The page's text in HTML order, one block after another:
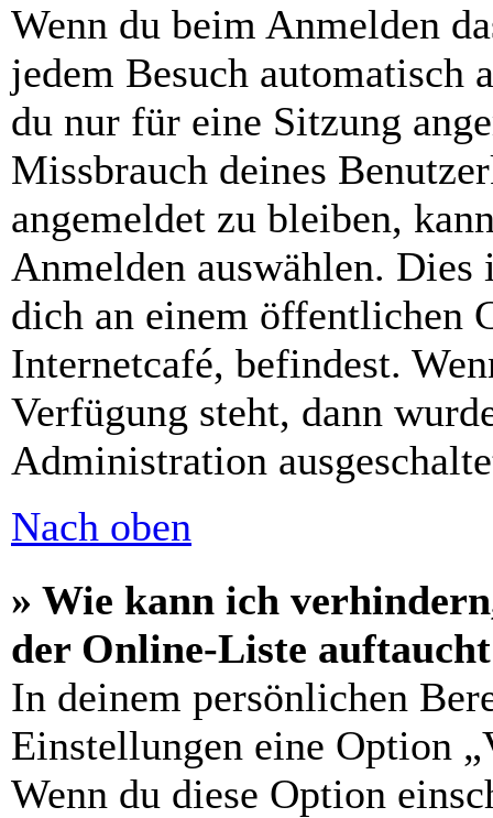
Wenn du beim Anmelden
jedem Besuch automatisch
du nur für eine Sitzung
Missbrauch deines
angemeldet zu bleiben,
Anmelden auswählen.
dich an einem öffentlichen
Internetcafé, befindest.
Verfügung steht, dann
Administration
Nach oben
» Wie kann ich
der Online-Liste
In deinem persönlichen
Einstellungen eine Option
Wenn du diese Option